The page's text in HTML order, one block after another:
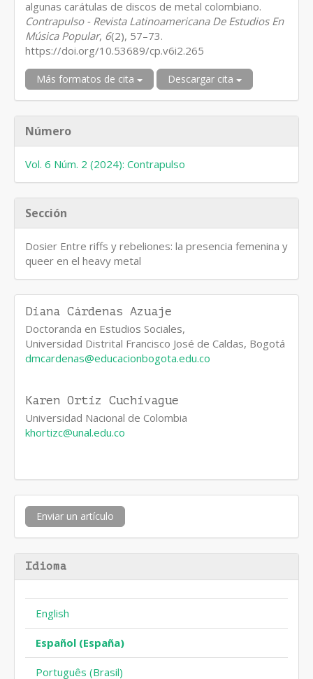
algunas carátulas de discos de metal colombiano.
Contrapulso - Revista Latinoamericana De Estudios En
Música Popular, 6(2), 57–73.
https://doi.org/10.53689/cp.v6i2.265
Más formatos de cita Descargar cita
Número
Vol. 6 Núm. 2 (2024): Contrapulso
Sección
Dosier Entre riffs y rebeliones: la presencia femenina y
queer en el heavy metal
Diana Cárdenas Azuaje
Doctoranda en Estudios Sociales,
Universidad Distrital Francisco José de Caldas, Bogotá
dmcardenas@educacionbogota.edu.co
Karen Ortiz Cuchivague
Universidad Nacional de Colombia
khortizc@unal.edu.co
Enviar
un
artículo
Enviar un artículo
Idioma
English
Español (España)
Português (Brasil)